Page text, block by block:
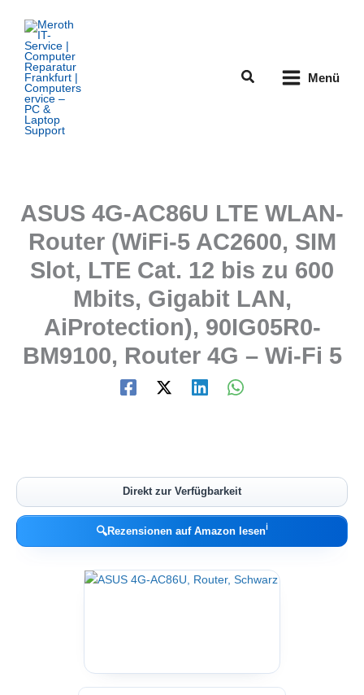
Inhalt
springen
Suchen Menü
ASUS 4G-AC86U LTE WLAN-
Router (WiFi-5 AC2600, SIM
Slot, LTE Cat. 12 bis zu 600
Mbits, Gigabit LAN,
AiProtection), 90IG05R0-
BM9100, Router 4G – Wi-Fi 5
Direkt zur Verfügbarkeit
🔍Rezensionen auf Amazon lesenℹ︎